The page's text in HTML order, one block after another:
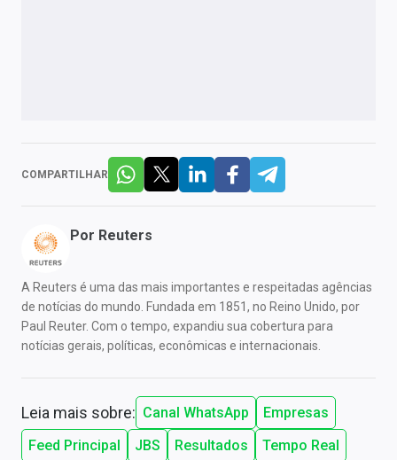
COMPARTILHAR
Por Reuters
A Reuters é uma das mais importantes e respeitadas agências
de notícias do mundo. Fundada em 1851, no Reino Unido, por
Paul Reuter. Com o tempo, expandiu sua cobertura para
notícias gerais, políticas, econômicas e internacionais.
Leia mais sobre: Canal WhatsApp
Empresas
Feed Principal
JBS Resultados Tempo Real